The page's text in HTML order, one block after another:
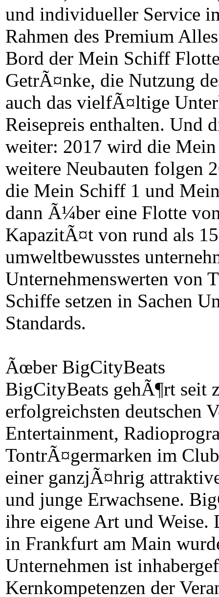
und individueller Service
Rahmen des Premium
Bord der Mein Schiff
GetrÃ¤nke, die Nutzung
auch das vielfÃ¤ltige
Reisepreis enthalten.
weiter: 2017 wird die
weitere Neubauten folgen
die Mein Schiff 1 und
dann Ã¼ber eine Flotte
KapazitÃ¤t von rund als
umweltbewusstes
Unternehmenswerten von
Schiffe setzen in Sachen
Standards.
Ãœber BigCityBeats
BigCityBeats gehÃ¶rt seit
erfolgreichsten deutschen
Entertainment,
TontrÃ¤germarken im
einer ganzjÃ¤hrig
und junge Erwachsene.
ihre eigene Art und
in Frankfurt am Main
Unternehmen ist
Kernkompetenzen der